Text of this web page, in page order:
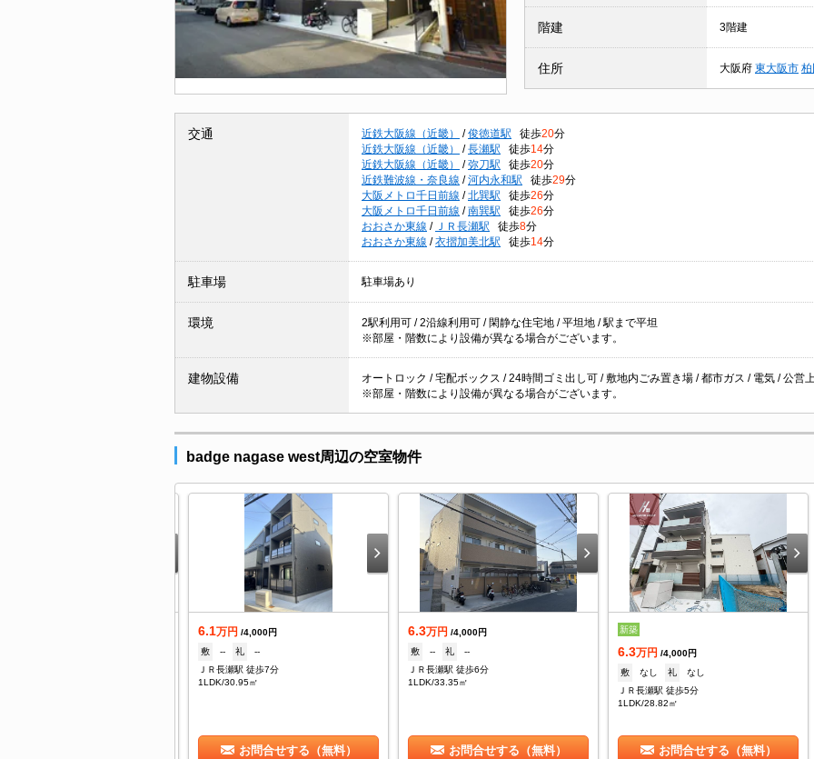
階建 3階建
住所 大阪府 東大阪市 柏
交通 近鉄大阪線（近畿） / 俊徳道駅 徒歩20分
近鉄大阪線（近畿）
/ 長瀬駅 徒歩14分
近鉄大阪線（近畿）
/ 弥刀駅 徒歩20分
近鉄難波線・奈良線 / 河内永和駅 徒歩29分
大阪メトロ千日前線 / 北巽駅 徒歩26分
大阪メトロ千日前線 / 南巽駅 徒歩26分
おおさか東線 / ＪＲ長瀬駅 徒歩8分
おおさか東線 / 衣摺加美北駅 徒歩14分
駐車場 駐車場あり
環境
2駅利用可 / 2沿線利用可 / 閑静な住宅地 / 平坦地 / 駅まで平坦
※部屋・階数により設備が異なる場合がございます。
建物設備
オートロック / 宅配ボックス / 24時間ゴミ出し可 / 敷地内ごみ置き場 / 都市ガス / 電気 / 公営
※部屋・階数により設備が異なる場合がございます。
badge nagase west周辺の空室物件
6.1万円 /4,000円
敷
-- 礼
--
ＪＲ長瀬駅 徒歩7分
1LDK/30.95㎡
お問合せする（無料）
6.3万円 /4,000円
敷
-- 礼
--
ＪＲ長瀬駅 徒歩6分
1LDK/33.35㎡
お問合せする（無料）
新築
6.3万円 /4,000円
敷
なし 礼
なし
ＪＲ長瀬駅 徒歩5分
1LDK/28.82㎡
お問合せする（無料）